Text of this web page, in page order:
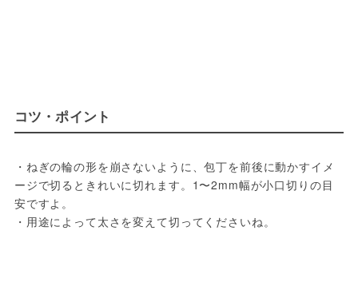
コツ・ポイント
・ねぎの輪の形を崩さないように、包丁を前後に動かすイメ
ージで切るときれいに切れます。1〜2mm幅が小口切りの目
安ですよ。
・用途によって太さを変えて切ってくださいね。